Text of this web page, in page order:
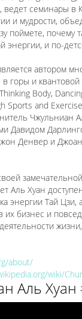
ведет семинары
и мудрости,
поймете, почему
энергии, и по-
автором
горы и
Body,
Sports and
Чжульниан
Давидом
Денвер и Джоан
Аль Хуан
энергии Тай
их бизнес и
about/
wiki/
Аль Хуан